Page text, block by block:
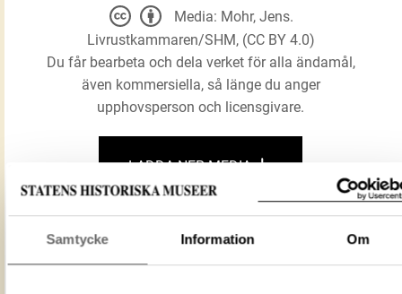
Samtycke Information Om
Förmålsbenämning
Kalender
Föremålsnummer 17924_LRK
Media: Mohr, Jens.
Livrustkammaren/SHM, (CC BY 4.0)
Du får bearbeta och dela verket för alla ändamål,
även kommersiella, så länge du anger
upphovsperson och licensgivare.
LADDA NER MEDIA